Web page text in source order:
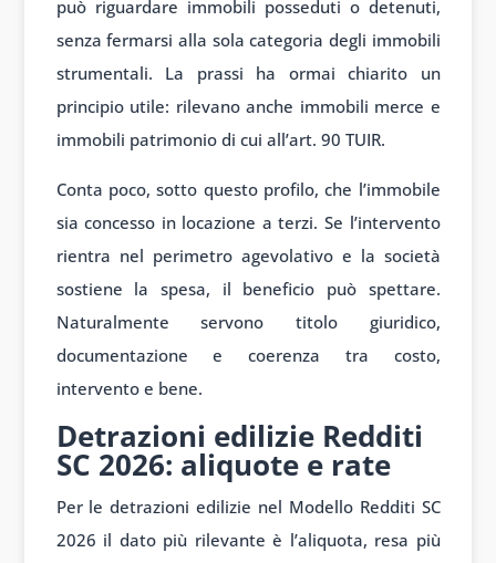
può riguardare immobili posseduti o detenuti,
senza fermarsi alla sola categoria degli immobili
strumentali. La prassi ha ormai chiarito un
principio utile: rilevano anche immobili merce e
immobili patrimonio di cui all’art. 90 TUIR.
Conta poco, sotto questo profilo, che l’immobile
sia concesso in locazione a terzi. Se l’intervento
rientra nel perimetro agevolativo e la società
sostiene la spesa, il beneficio può spettare.
Naturalmente servono titolo giuridico,
documentazione e coerenza tra costo,
intervento e bene.
Detrazioni edilizie Redditi
SC 2026: aliquote e rate
Per le detrazioni edilizie nel Modello Redditi SC
2026 il dato più rilevante è l’aliquota, resa più